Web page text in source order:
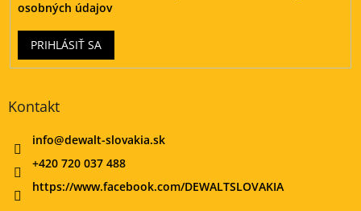
osobných údajov
PRIHLÁSIŤ SA
Kontakt
info@dewalt-slovakia.sk
+420 720 037 488
https://www.facebook.com/DEWALTSLOVAKIA